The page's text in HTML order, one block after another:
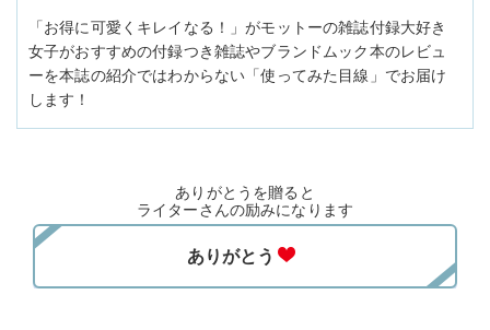
「お得に可愛くキレイなる！」がモットーの雑誌付録大好き
女子がおすすめの付録つき雑誌やブランドムック本のレビュ
ーを本誌の紹介ではわからない「使ってみた目線」でお届け
します！
ありがとうを贈ると
ライターさんの励みになります